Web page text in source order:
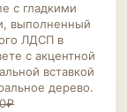
с гладкими
выполненный
ЛДСП в
с акцентной
вставкой
дерево.